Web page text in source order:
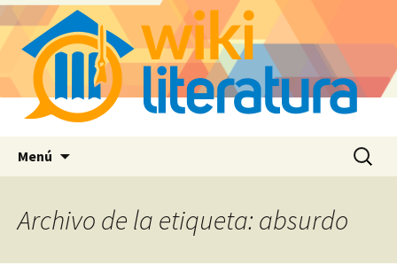
Menú Buscar:
Archivo de la etiqueta: absurdo